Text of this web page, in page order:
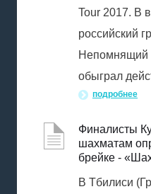
Tour 2017. В
российский
Непомнящий
обыграл
подробнее
Финалисты
шахматам
брейке -
В Тбилиси